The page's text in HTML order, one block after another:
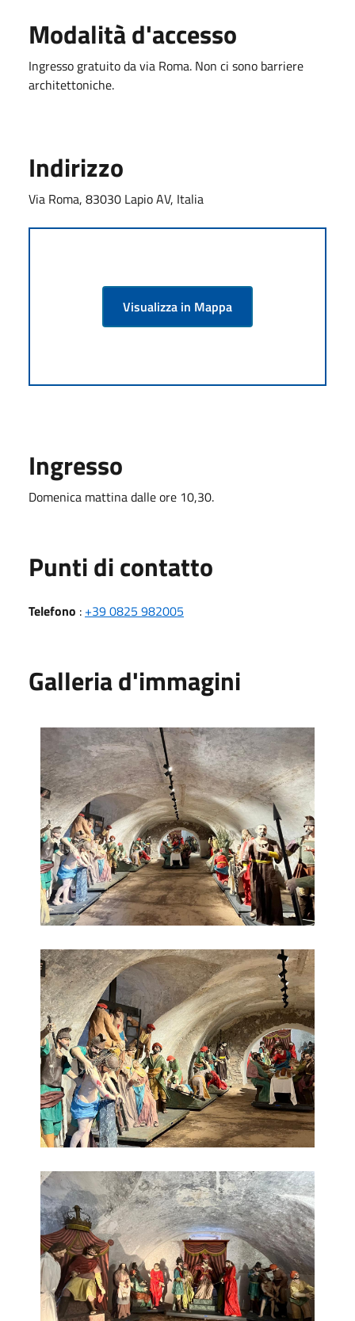
Modalità d'accesso
Ingresso gratuito da via Roma. Non ci sono barriere
architettoniche.
Indirizzo
Via Roma, 83030 Lapio AV, Italia
Visualizza in Mappa
Ingresso
Domenica mattina dalle ore 10,30.
Punti di contatto
Telefono : +39 0825 982005
Galleria d'immagini
Museo dei Misteri 1
Museo dei Misteri 2
Museo dei Misteri 3